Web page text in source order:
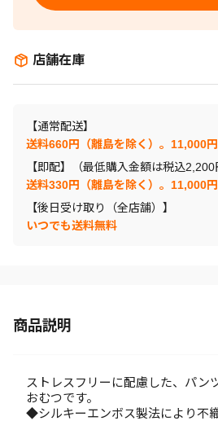
店舗在庫
【通常配送】
送料660円（離島を除く）。11,000
【即配】（最低購入金額は税込2,200
送料330円（離島を除く）。11,000
【後日受け取り（全店舗）】
いつでも送料無料
商品説明
ストレスフリーに配慮した、パン
おむつです。
◆シルキーエンボス製法により不